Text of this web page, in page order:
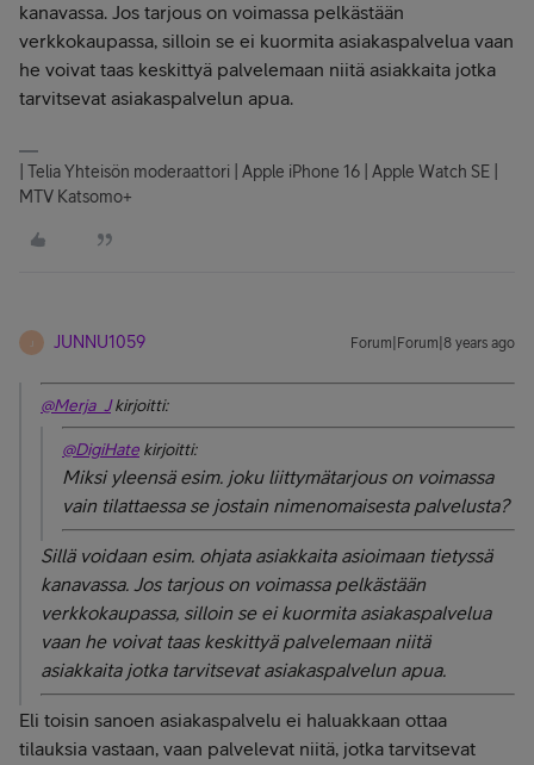
kanavassa. Jos tarjous on voimassa pelkästään
verkkokaupassa, silloin se ei kuormita asiakaspalvelua vaan
he voivat taas keskittyä palvelemaan niitä asiakkaita jotka
tarvitsevat asiakaspalvelun apua.
| Telia Yhteisön moderaattori | Apple iPhone 16 | Apple Watch SE |
MTV Katsomo+
J JUNNU1059 Forum|Forum|8 years ago
@Merja_Jkirjoitti:
@DigiHate kirjoitti:
Miksi yleensä esim. joku liittymätarjous on voimassa
vain tilattaessa se jostain nimenomaisesta palvelusta?
Sillä voidaan esim. ohjata asiakkaita asioimaan tietyssä
kanavassa. Jos tarjous on voimassa pelkästään
verkkokaupassa, silloin se ei kuormita asiakaspalvelua
vaan he voivat taas keskittyä palvelemaan niitä
asiakkaita jotka tarvitsevat asiakaspalvelun apua.
Eli toisin sanoen asiakaspalvelu ei haluakkaan ottaa
tilauksia vastaan, vaan palvelevat niitä, jotka tarvitsevat